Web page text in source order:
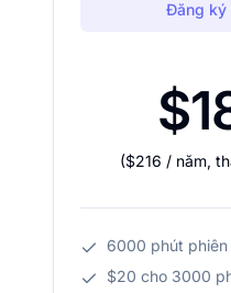
Đăng ký
($216 / năm,
6000 phút phiên
$20 cho 3000